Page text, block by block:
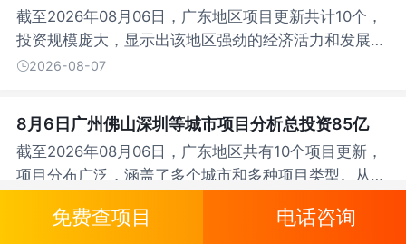
截至2026年08月06日，广东地区项目更新共计10个，
投资规模庞大，显示出该地区强劲的经济活力和发展潜
力。从城市分布来看，深圳以4个项目领...
2026-08-07
8月6日广州佛山深圳等城市项目分析总投资85亿
截至2026年08月06日，广东地区共有10个项目更新，
项目分布广泛，涵盖了多个城市和多种项目类型。从城
免费查项目 电话咨询